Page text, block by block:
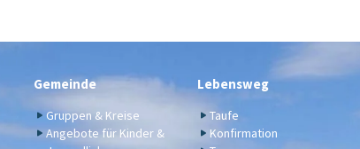
Gemeinde
Gruppen & Kreise
Angebote für Kinder &
Lebensweg
Taufe
Konfirmation